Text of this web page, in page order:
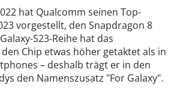
hat Qualcomm seinen Top-
vorgestellt, den Snapdragon 8
S23-Reihe hat das
Chip etwas höher getaktet als in
– deshalb trägt er in den
den Namenszusatz "For Galaxy".